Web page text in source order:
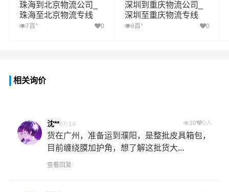
珠海到北京物流公司_
珠海至北京物流专线
7百 + 0
深圳到重庆物流公司_
深圳至重庆物流专线
8百 + 0
相关询价
沈**07-14 30 0人
货在广州，准备运到濮阳，是整批皮具箱包，
目前缠绕膜加护角，想了解这批货大...
查看回复